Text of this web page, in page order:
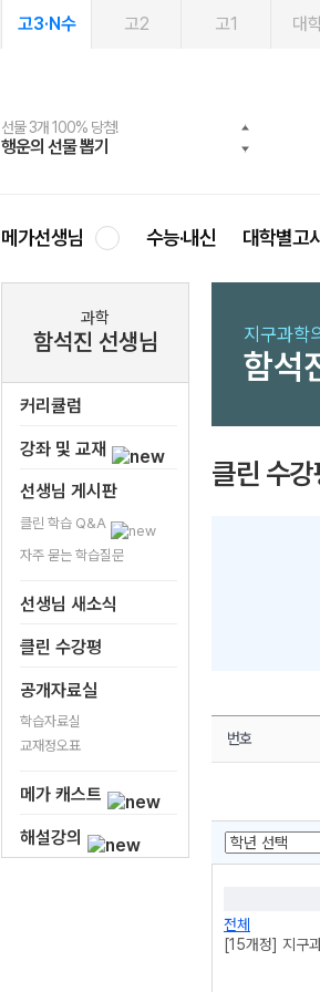
고3·N수 고2 고1 대
선물 3개 100% 당첨!
행운의 선물 뽑기
선물 100% 증정!
메가스터디 X 올리브
여름방학 스터디 캐시백
메가런 썸머스쿨
2027 러셀 단과
강사 공개선발
스마트러닝앱
설문 EVENT
메가패스
3일 무료 체험권
메가패스 수강생 무료혜택!
메가클럽 멤버십
사회공헌 캠페인
희망이룸 메가나눔
메가선생님 수능·내신 대학별고
과학
함석진 선생님
커리큘럼
강좌 및 교재
선생님 게시판
클린 학습 Q&A
자주 묻는 학습질문
선생님 새소식
클린 수강평
공개자료실
학습자료실
교재정오표
메가 캐스트
해설강의
지구과학
함석
클린 수강
번호
전체
[15개정] 지구